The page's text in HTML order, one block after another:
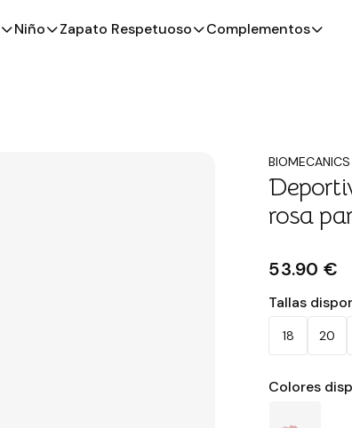
Niño Zapato Respetuoso Complementos
BIOMECANICS
rosa
53.90 €
Tallas
18 20
Colores